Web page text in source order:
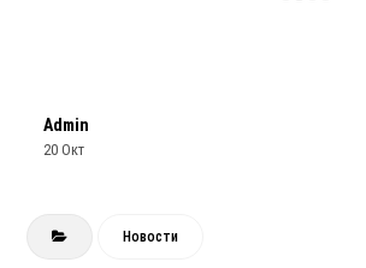
Admin
20 Окт
Новости